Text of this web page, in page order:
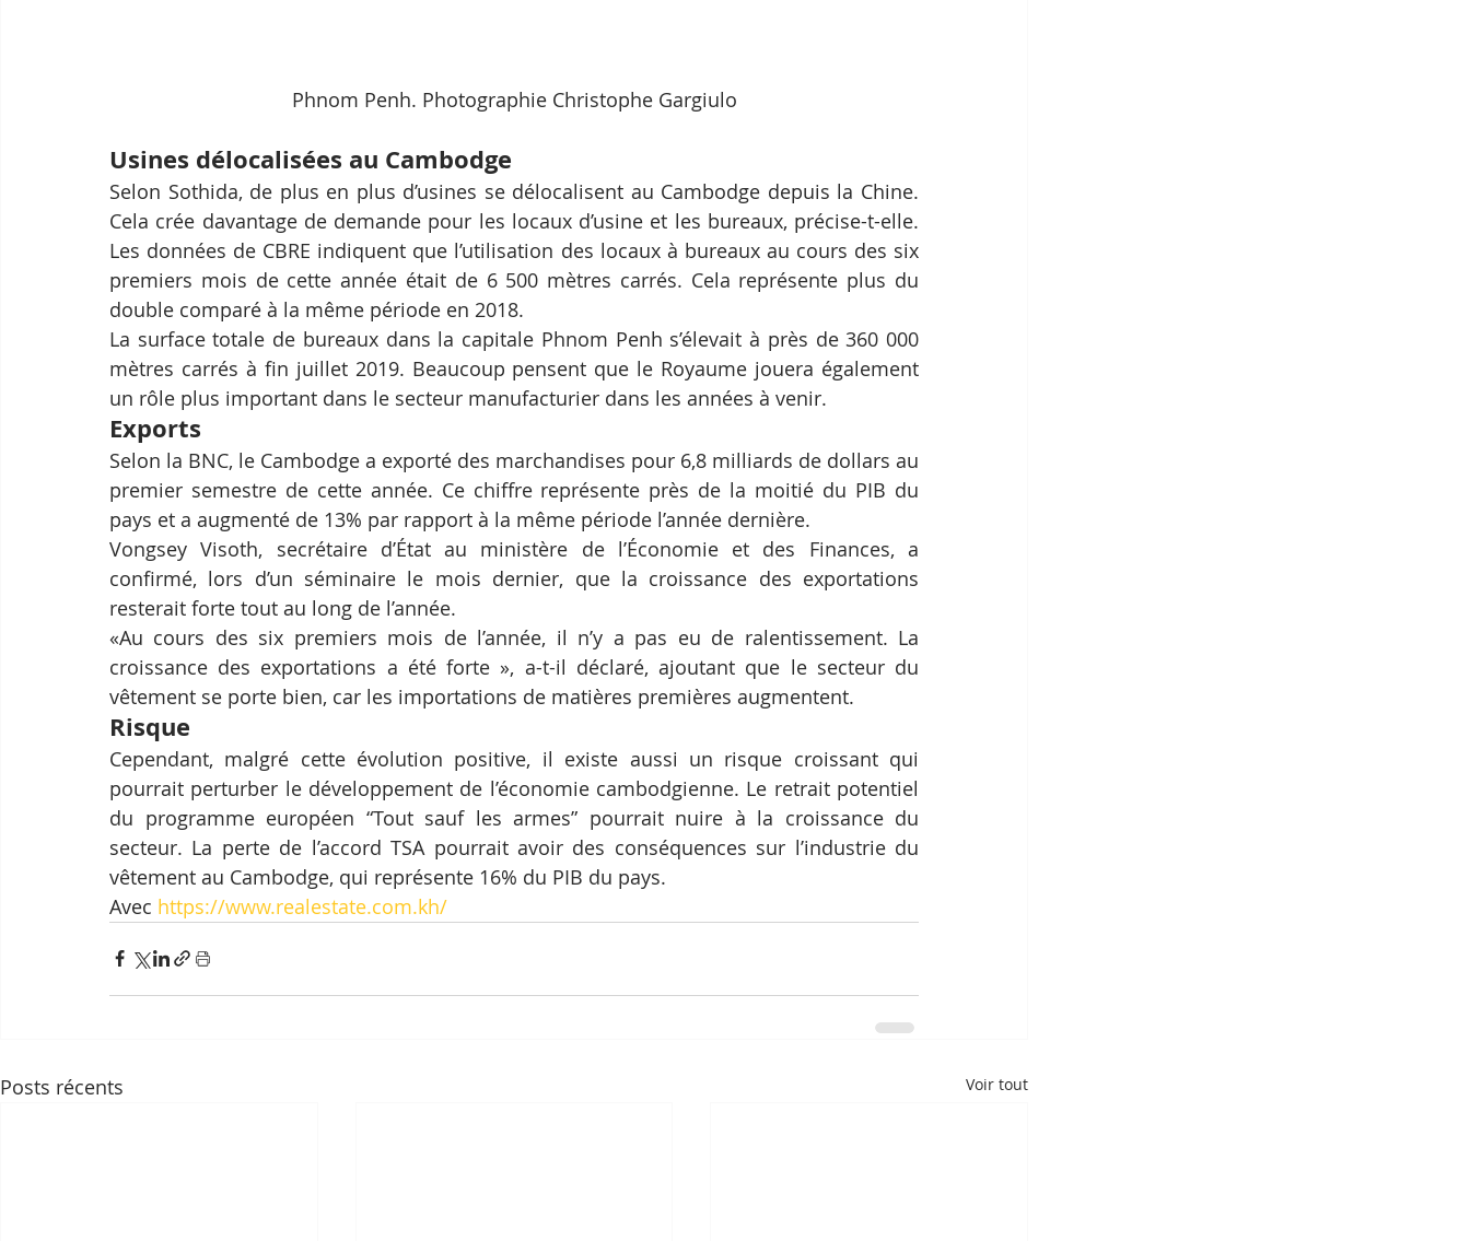
Phnom Penh. Photographie Christophe Gargiulo
Usines délocalisées au Cambodge
Selon Sothida, de plus en plus d’usines se délocalisent au Cambodge depuis la Chine.
Cela crée davantage de demande pour les locaux d’usine et les bureaux, précise-t-elle.
Les données de CBRE indiquent que l’utilisation des locaux à bureaux au cours des six
premiers mois de cette année était de 6 500 mètres carrés. Cela représente plus du
double comparé à la même période en 2018.
La surface totale de bureaux dans la capitale Phnom Penh s’élevait à près de 360 ​​000
mètres carrés à fin juillet 2019. Beaucoup pensent que le Royaume jouera également
un rôle plus important dans le secteur manufacturier dans les années à venir.
Exports
Selon la BNC, le Cambodge a exporté des marchandises pour 6,8 milliards de dollars au
premier semestre de cette année. Ce chiffre représente près de la moitié du PIB du
pays et a augmenté de 13% par rapport à la même période l’année dernière.
Vongsey Visoth, secrétaire d’État au ministère de l’Économie et des Finances, a
confirmé, lors d’un séminaire le mois dernier, que la croissance des exportations
resterait forte tout au long de l’année.
«Au cours des six premiers mois de l’année, il n’y a pas eu de ralentissement. La
croissance des exportations a été forte », a-t-il déclaré, ajoutant que le secteur du
vêtement se porte bien, car les importations de matières premières augmentent.
Risque
Cependant, malgré cette évolution positive, il existe aussi un risque croissant qui
pourrait perturber le développement de l’économie cambodgienne. Le retrait potentiel
du programme européen “Tout sauf les armes” pourrait nuire à la croissance du
secteur. La perte de l’accord TSA pourrait avoir des conséquences sur l’industrie du
vêtement au Cambodge, qui représente 16% du PIB du pays.
Avec https://www.realestate.com.kh/
Posts récents Voir tout